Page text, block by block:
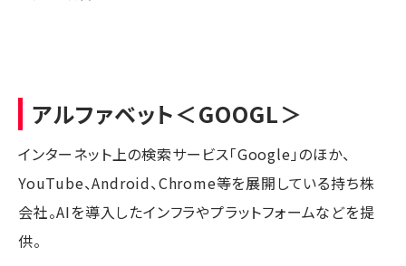
アルファベット＜GOOGL＞
インターネット上の検索サービス「Google」のほか、
YouTube、Android、Chrome等を展開している持ち株
会社。AIを導入したインフラやプラットフォームなどを提
供。